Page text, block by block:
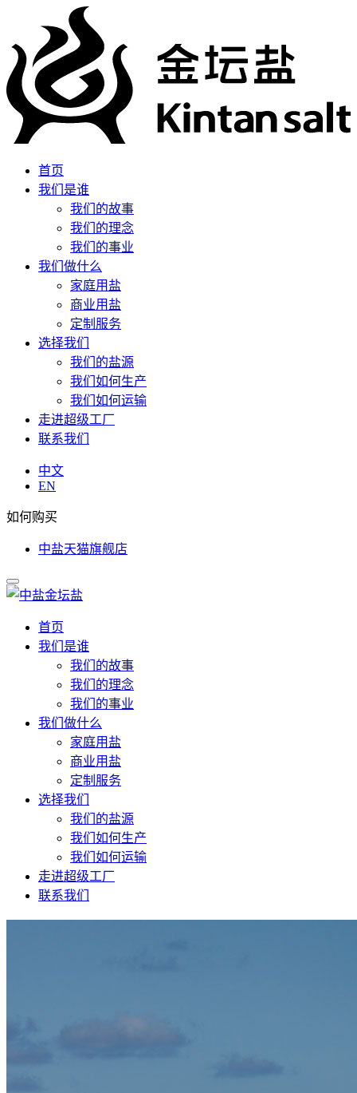
首页
我们是谁
我们的故事
我们的理念
我们的事业
我们做什么
家庭用盐
商业用盐
定制服务
选择我们
我们的盐源
我们如何生产
我们如何运输
走进超级工厂
联系我们
中文
EN
如何购买
中盐天猫旗舰店
首页
我们是谁
我们的故事
我们的理念
我们的事业
我们做什么
家庭用盐
商业用盐
定制服务
选择我们
我们的盐源
我们如何生产
我们如何运输
走进超级工厂
联系我们